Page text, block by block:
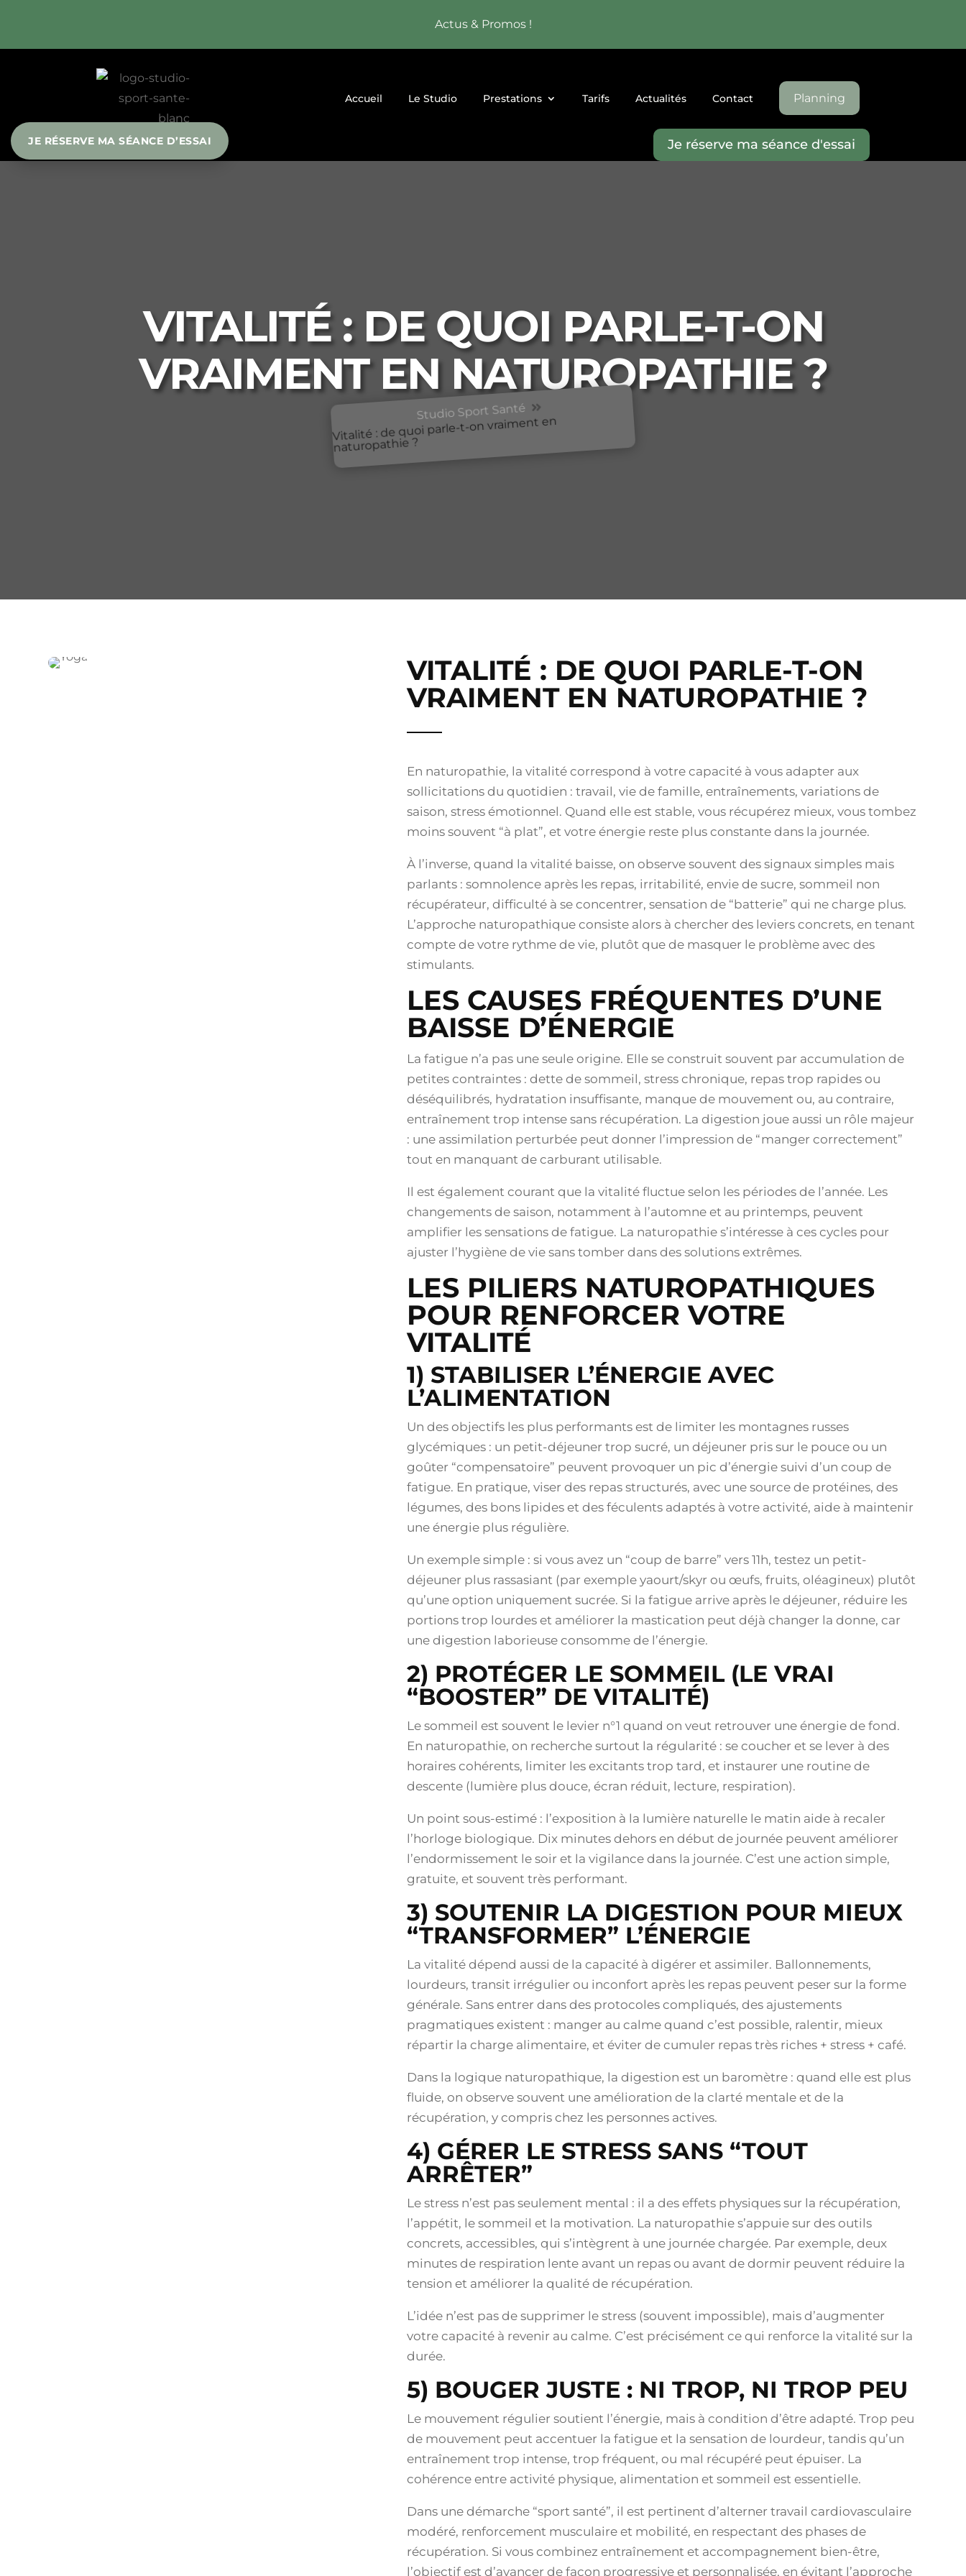
Actus & Promos !
Accueil Le Studio Prestations Tarifs Actualités Contact Planning
Je réserve ma séance d'essai
VITALITÉ : DE QUOI PARLE-T-ON
VRAIMENT EN NATUROPATHIE ?
Studio Sport Santé 
Vitalité : de quoi parle-t-on vraiment en
naturopathie ?
VITALITÉ : DE QUOI PARLE-T-ON
VRAIMENT EN NATUROPATHIE ?
En naturopathie, la vitalité correspond à votre capacité à vous adapter aux
sollicitations du quotidien : travail, vie de famille, entraînements, variations de
saison, stress émotionnel. Quand elle est stable, vous récupérez mieux, vous tombez
moins souvent “à plat”, et votre énergie reste plus constante dans la journée.
À l’inverse, quand la vitalité baisse, on observe souvent des signaux simples mais
parlants : somnolence après les repas, irritabilité, envie de sucre, sommeil non
récupérateur, difficulté à se concentrer, sensation de “batterie” qui ne charge plus.
L’approche naturopathique consiste alors à chercher des leviers concrets, en tenant
compte de votre rythme de vie, plutôt que de masquer le problème avec des
stimulants.
LES CAUSES FRÉQUENTES D’UNE
BAISSE D’ÉNERGIE
La fatigue n’a pas une seule origine. Elle se construit souvent par accumulation de
petites contraintes : dette de sommeil, stress chronique, repas trop rapides ou
déséquilibrés, hydratation insuffisante, manque de mouvement ou, au contraire,
entraînement trop intense sans récupération. La digestion joue aussi un rôle majeur
: une assimilation perturbée peut donner l’impression de “manger correctement”
tout en manquant de carburant utilisable.
Il est également courant que la vitalité fluctue selon les périodes de l’année. Les
changements de saison, notamment à l’automne et au printemps, peuvent
amplifier les sensations de fatigue. La naturopathie s’intéresse à ces cycles pour
ajuster l’hygiène de vie sans tomber dans des solutions extrêmes.
LES PILIERS NATUROPATHIQUES
POUR RENFORCER VOTRE
VITALITÉ
1) STABILISER L’ÉNERGIE AVEC
L’ALIMENTATION
Un des objectifs les plus performants est de limiter les montagnes russes
glycémiques : un petit-déjeuner trop sucré, un déjeuner pris sur le pouce ou un
goûter “compensatoire” peuvent provoquer un pic d’énergie suivi d’un coup de
fatigue. En pratique, viser des repas structurés, avec une source de protéines, des
légumes, des bons lipides et des féculents adaptés à votre activité, aide à maintenir
une énergie plus régulière.
Un exemple simple : si vous avez un “coup de barre” vers 11h, testez un petit-
déjeuner plus rassasiant (par exemple yaourt/skyr ou œufs, fruits, oléagineux) plutôt
qu’une option uniquement sucrée. Si la fatigue arrive après le déjeuner, réduire les
portions trop lourdes et améliorer la mastication peut déjà changer la donne, car
une digestion laborieuse consomme de l’énergie.
2) PROTÉGER LE SOMMEIL (LE VRAI
“BOOSTER” DE VITALITÉ)
Le sommeil est souvent le levier n°1 quand on veut retrouver une énergie de fond.
En naturopathie, on recherche surtout la régularité : se coucher et se lever à des
horaires cohérents, limiter les excitants trop tard, et instaurer une routine de
descente (lumière plus douce, écran réduit, lecture, respiration).
Un point sous-estimé : l’exposition à la lumière naturelle le matin aide à recaler
l’horloge biologique. Dix minutes dehors en début de journée peuvent améliorer
l’endormissement le soir et la vigilance dans la journée. C’est une action simple,
gratuite, et souvent très performant.
3) SOUTENIR LA DIGESTION POUR MIEUX
“TRANSFORMER” L’ÉNERGIE
La vitalité dépend aussi de la capacité à digérer et assimiler. Ballonnements,
lourdeurs, transit irrégulier ou inconfort après les repas peuvent peser sur la forme
générale. Sans entrer dans des protocoles compliqués, des ajustements
pragmatiques existent : manger au calme quand c’est possible, ralentir, mieux
répartir la charge alimentaire, et éviter de cumuler repas très riches + stress + café.
Dans la logique naturopathique, la digestion est un baromètre : quand elle est plus
fluide, on observe souvent une amélioration de la clarté mentale et de la
récupération, y compris chez les personnes actives.
4) GÉRER LE STRESS SANS “TOUT
ARRÊTER”
Le stress n’est pas seulement mental : il a des effets physiques sur la récupération,
l’appétit, le sommeil et la motivation. La naturopathie s’appuie sur des outils
concrets, accessibles, qui s’intègrent à une journée chargée. Par exemple, deux
minutes de respiration lente avant un repas ou avant de dormir peuvent réduire la
tension et améliorer la qualité de récupération.
L’idée n’est pas de supprimer le stress (souvent impossible), mais d’augmenter
votre capacité à revenir au calme. C’est précisément ce qui renforce la vitalité sur la
durée.
5) BOUGER JUSTE : NI TROP, NI TROP PEU
Le mouvement régulier soutient l’énergie, mais à condition d’être adapté. Trop peu
de mouvement peut accentuer la fatigue et la sensation de lourdeur, tandis qu’un
entraînement trop intense, trop fréquent, ou mal récupéré peut épuiser. La
cohérence entre activité physique, alimentation et sommeil est essentielle.
Dans une démarche “sport santé”, il est pertinent d’alterner travail cardiovasculaire
modéré, renforcement musculaire et mobilité, en respectant des phases de
récupération. Si vous combinez entraînement et accompagnement bien-être,
l’objectif est d’avancer de façon progressive et personnalisée, en évitant l’approche
JE RÉSERVE MA SÉANCE D’ESSAI